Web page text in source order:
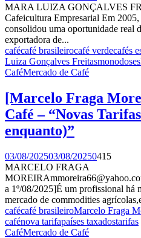
MARA LUIZA GONÇALVES
Cafeicultura Empresarial Em
consolidou uma oportunidade real
exportadora de...
cafécafé brasileirocafé verdecafés
Luiza Gonçalves Freitasmonodoses
CaféMercado de Café
[Marcelo Fraga
Café – “Novas
enquanto)”
03/08/202503/08/20250415
MARCELO FRAGA
a 1º/08/2025]É um profissional há
mercado de commodities
cafécafé brasileiroMarcelo Fraga
cafénova tarifapaíses taxadostarifas
CaféMercado de Café